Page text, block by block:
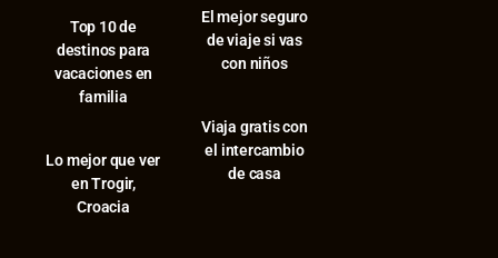
⁠Top 10 de
destinos para
vacaciones en
familia
⁠Lo mejor que ver
en Trogir,
Croacia
El mejor seguro
de viaje si vas
con niños
Viaja gratis con
el intercambio
de casa